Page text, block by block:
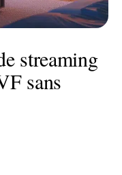
streaming
sans